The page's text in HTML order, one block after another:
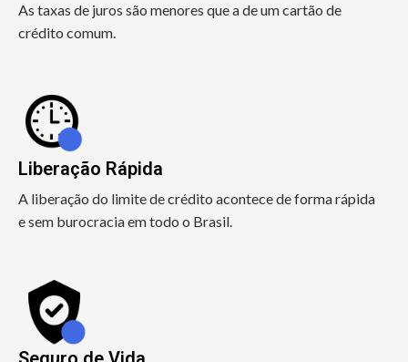
As taxas de juros são menores que a de um cartão de
crédito comum.
Liberação Rápida
A liberação do limite de crédito acontece de forma rápida
e sem burocracia em todo o Brasil.